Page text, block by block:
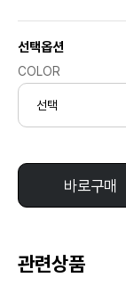
선택옵션
COLOR
바로구매
관련상품